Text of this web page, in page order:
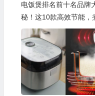
电饭煲排名前十名品牌
秘！这10款高效节能，
超香！
🎁